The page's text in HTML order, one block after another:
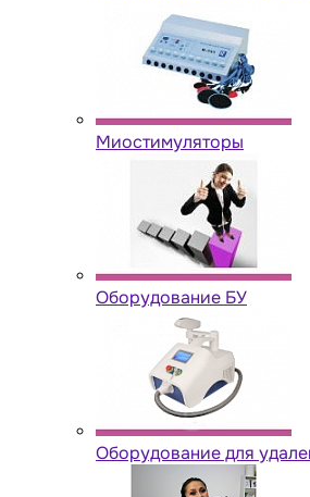
Миостимуляторы
Оборудование БУ
Оборудование для